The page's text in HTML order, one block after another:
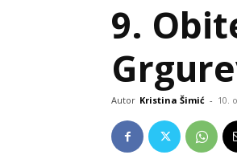
9.
Autor Kristina Šimić - 10.